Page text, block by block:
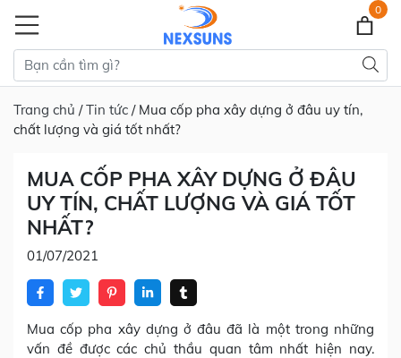
0
Trang chủ /Tin tức / Mua cốp pha xây dựng ở đâu uy tín,
chất lượng và giá tốt nhất?
MUA CỐP PHA XÂY DỰNG Ở ĐÂU
UY TÍN, CHẤT LƯỢNG VÀ GIÁ TỐT
NHẤT?
01/07/2021
Mua cốp pha xây dựng ở đâu đã là một trong những
vấn đề được các chủ thầu quan tâm nhất hiện nay.